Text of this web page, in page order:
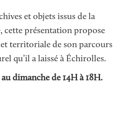
et objets issus de la
cette présentation propose
territoriale de son parcours
qu’il a laissé à Échirolles.
dimanche de 14H à 18H.